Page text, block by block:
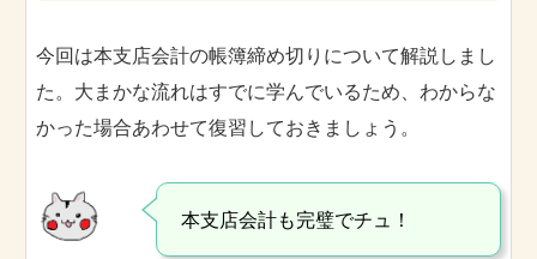
今回は本支店会計の帳簿締め切りについて解説しまし
た。大まかな流れはすでに学んでいるため、わからな
かった場合あわせて復習しておきましょう。
本支店会計も完璧でチュ！